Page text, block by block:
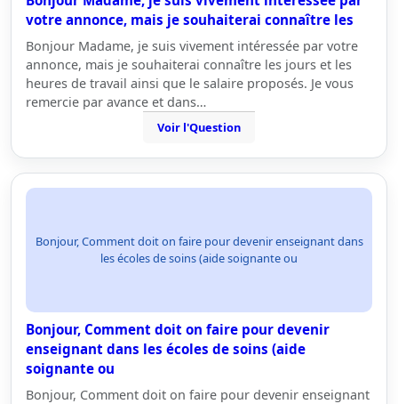
votre annonce, mais je souhaiterai connaître les
Bonjour Madame, je suis vivement intéressée par votre
annonce, mais je souhaiterai connaître les jours et les
heures de travail ainsi que le salaire proposés. Je vous
remercie par avance et dans…
Voir l'Question
Bonjour, Comment doit on faire pour devenir enseignant dans
les écoles de soins (aide soignante ou
Bonjour, Comment doit on faire pour devenir
enseignant dans les écoles de soins (aide
soignante ou
Bonjour, Comment doit on faire pour devenir enseignant